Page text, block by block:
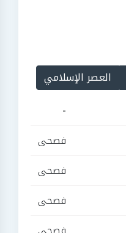
العصر الإسلامي
-
فصحى
فصحى
فصحى